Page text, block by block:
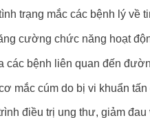
trạng mắc các bệnh lý về
cường chức năng hoạt
các bệnh liên quan đến
mắc cúm do bị vi khuẩn tấn
điều trị ung thư, giảm